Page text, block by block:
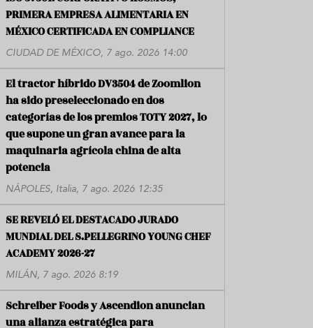
PRIMERA EMPRESA ALIMENTARIA EN
MÉXICO CERTIFICADA EN COMPLIANCE
CIUDAD DE MÉXICO, 7 ago. 2026 14:00
El tractor híbrido DV3504 de Zoomlion
ha sido preseleccionado en dos
categorías de los premios TOTY 2027, lo
que supone un gran avance para la
maquinaria agrícola china de alta
potencia
NÁPOLES, Italia, 7 ago. 2026 12:35
SE REVELÓ EL DESTACADO JURADO
MUNDIAL DEL S.PELLEGRINO YOUNG CHEF
ACADEMY 2026-27
MILÁN, 7 ago. 2026 8:19
Schreiber Foods y Ascendion anuncian
una alianza estratégica para